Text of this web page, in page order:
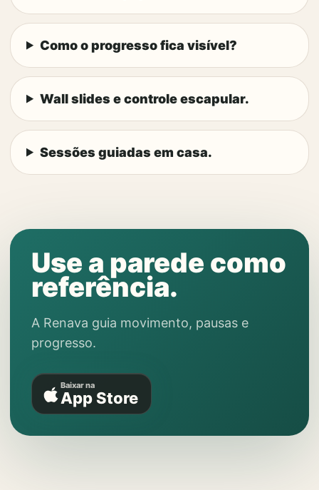
Como o progresso fica visível?
Wall slides e controle escapular.
Sessões guiadas em casa.
Use a parede como
referência.
A Renava guia movimento, pausas e
progresso.
Baixar na
App Store